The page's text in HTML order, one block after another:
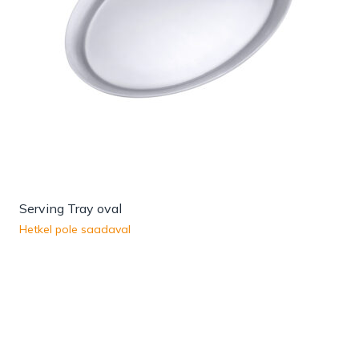
Serving Tray oval
Hetkel pole saadaval